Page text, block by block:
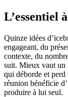
L’essentiel
Quinze idées
engageant, du
contexte, du
suit. Mieux vaut un
qui déborde et perd
réunion bénéficie
produire à lui seul.